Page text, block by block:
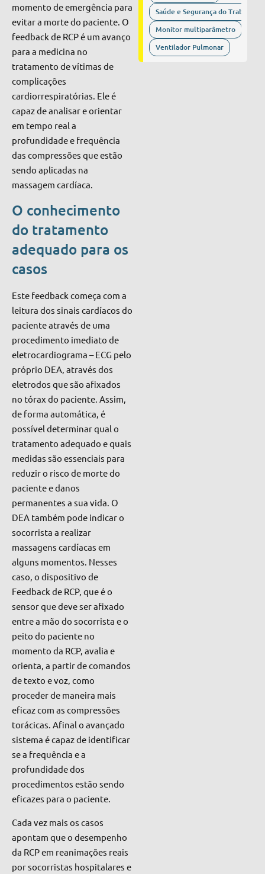
momento de emergência para
evitar a morte do paciente. O
feedback de RCP é um avanço
para a medicina no
tratamento de vítimas de
complicações
cardiorrespiratórias. Ele é
capaz de analisar e orientar
em tempo real a
profundidade e frequência
das compressões que estão
sendo aplicadas na
massagem cardíaca.
O conhecimento
do tratamento
adequado para os
casos
Este feedback começa com a
leitura dos sinais cardíacos do
paciente através de uma
procedimento imediato de
eletrocardiograma – ECG pelo
próprio DEA, através dos
eletrodos que são afixados
no tórax do paciente. Assim,
de forma automática, é
possível determinar qual o
tratamento adequado e quais
medidas são essenciais para
reduzir o risco de morte do
paciente e danos
permanentes a sua vida. O
DEA também pode indicar o
socorrista a realizar
massagens cardíacas em
alguns momentos. Nesses
caso, o dispositivo de
Feedback de RCP, que é o
sensor que deve ser afixado
entre a mão do socorrista e o
peito do paciente no
momento da RCP, avalia e
orienta, a partir de comandos
de texto e voz, como
proceder de maneira mais
eficaz com as compressões
torácicas. Afinal o avançado
sistema é capaz de identificar
se a frequência e a
profundidade dos
procedimentos estão sendo
eficazes para o paciente.
Cada vez mais os casos
apontam que o desempenho
da RCP em reanimações reais
por socorristas hospitalares e
Saúde e Segurança do Trabalho
Monitor multiparâmetro
Ventilador Pulmonar